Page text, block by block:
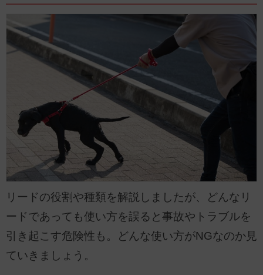
リードの役割や種類を解説しましたが、どんなリ
ードであっても使い方を誤ると事故やトラブルを
引き起こす危険性も。どんな使い方がNGなのか見
ていきましょう。